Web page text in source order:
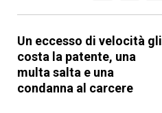
Un eccesso di velocità gli
costa la patente, una
multa salta e una
condanna al carcere